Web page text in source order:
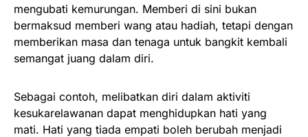
mengubati kemurungan. Memberi di sini bukan
bermaksud memberi wang atau hadiah, tetapi dengan
memberikan masa dan tenaga untuk bangkit kembali
semangat juang dalam diri.
Sebagai contoh, melibatkan diri dalam aktiviti
kesukarelawanan dapat menghidupkan hati yang
mati. Hati yang tiada empati boleh berubah menjadi